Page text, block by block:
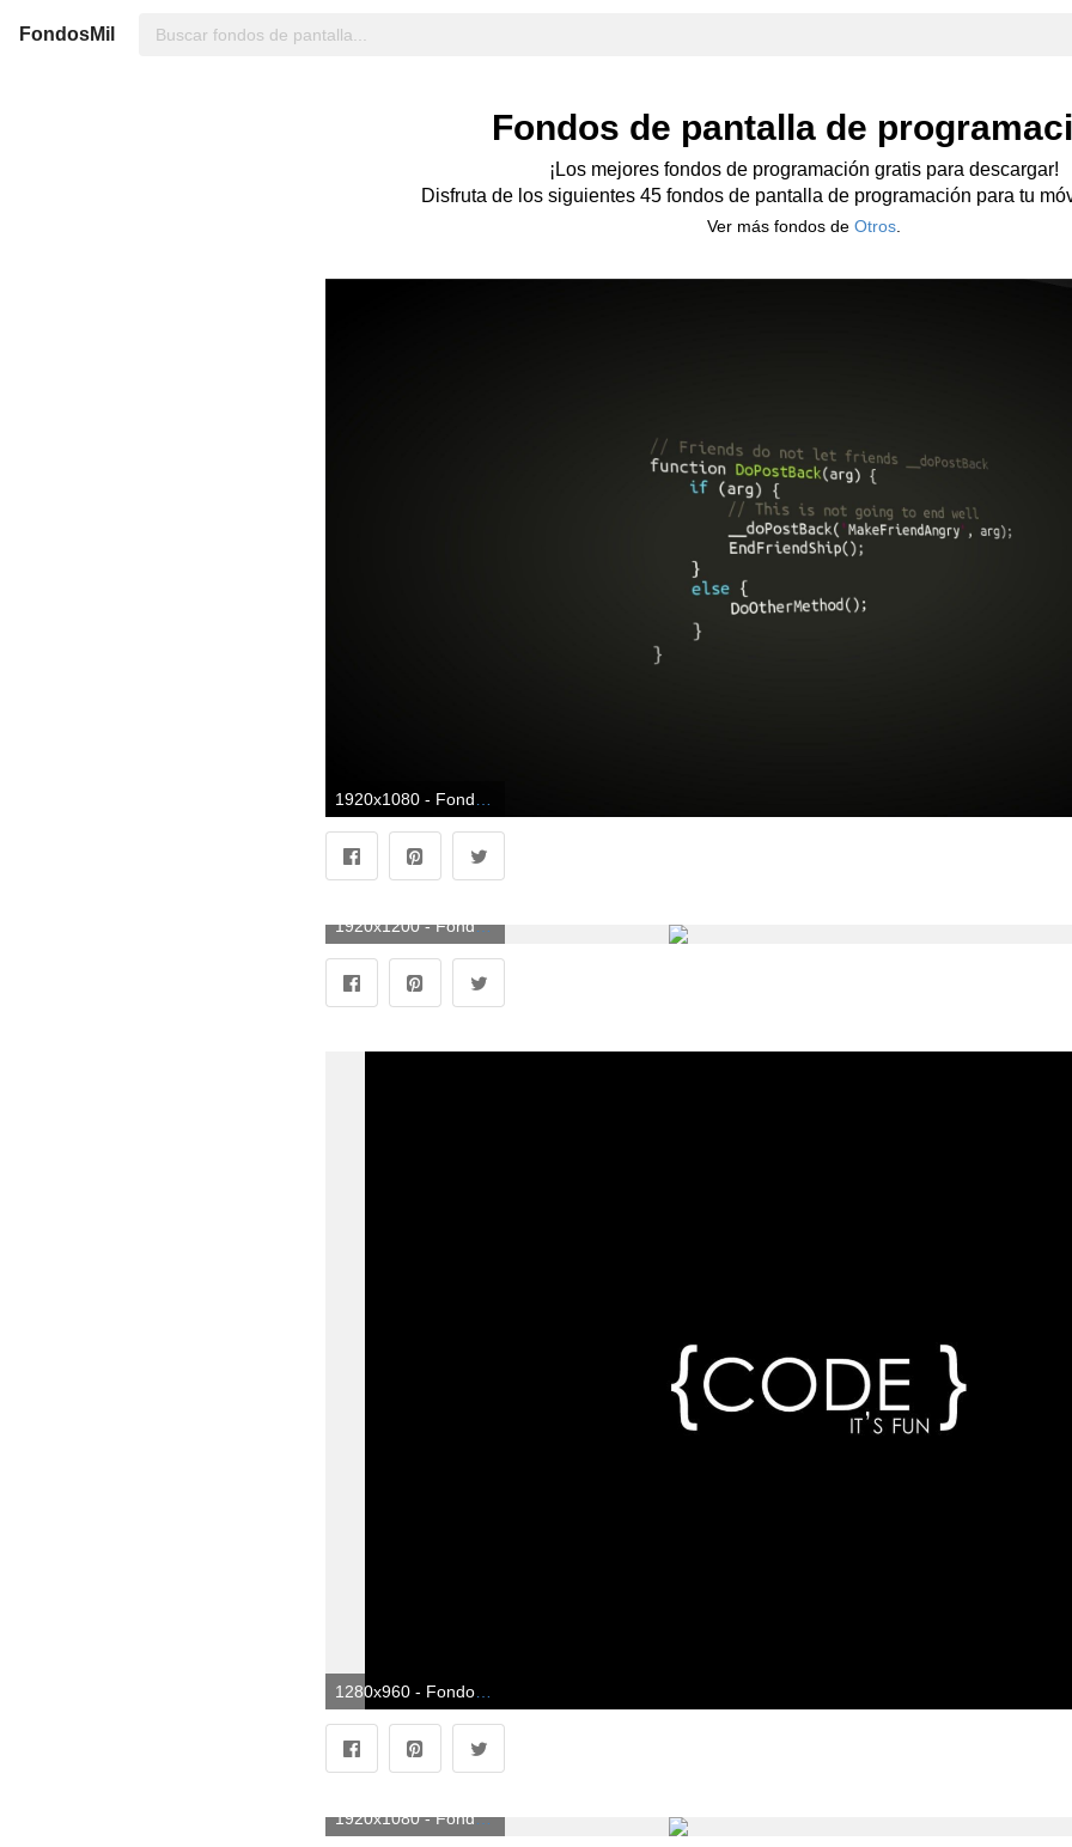
FondosMil
Fondos de pantalla de
¡Los mejores fondos de programación gratis para descargar!
Disfruta de los siguientes 45 fondos de pantalla de programación para tu
Ver más fondos de Otros
1920x1200 - Fondo de pantalla de 1920x1200. Fondo de pantalla de programación.
1280x960 - Fondo de pantalla de 1280x960. Fondo de pantalla de programación.
1920x1080 - Fondo de pantalla de 1920x1080. Imágen HD 1080p de programación.